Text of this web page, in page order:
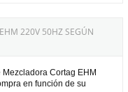
220V 50HZ SEGÚN
Cortag EHM
en función de su